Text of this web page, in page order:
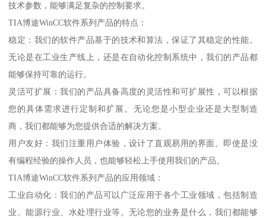
技术参数，能够满足复杂的控制要求。
TIA博途WinCC软件系列产品的特点：
稳定：我们的软件产品基于的技术和算法，保证了其稳定的性能。
无论是在工业生产线上，还是在自动化控制系统中，我们的产品都
能够保持可靠的运行。
灵活可扩展：我们的产品具备高度的灵活性和可扩展性，可以根据
您的具体需求进行定制和扩展。无论您是小型企业还是大型制造
商，我们都能够为您提供合适的解决方案。
用户友好：我们注重用户体验，设计了直观易用的界面。即使是没
有编程经验的操作人员，也能够轻松上手使用我们的产品。
TIA博途WinCC软件系列产品的应用领域：
工业自动化：我们的产品可以广泛应用于各个工业领域，包括制造
业、能源行业、水处理行业等。无论您的业务是什么，我们都能够